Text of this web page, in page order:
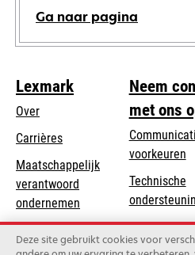
Ga naar pagina
Lexmark
Over
Carrières
Maatschappelijk
verantwoord
ondernemen
in
a
Duurzaamheid
Neem
met ons
voorkeuren
Technische
Product
Deze site gebruikt cookies voor